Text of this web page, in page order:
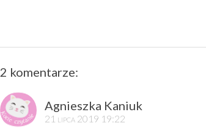
2 komentarze:
Agnieszka Kaniuk
21 lipca 2019 19:22